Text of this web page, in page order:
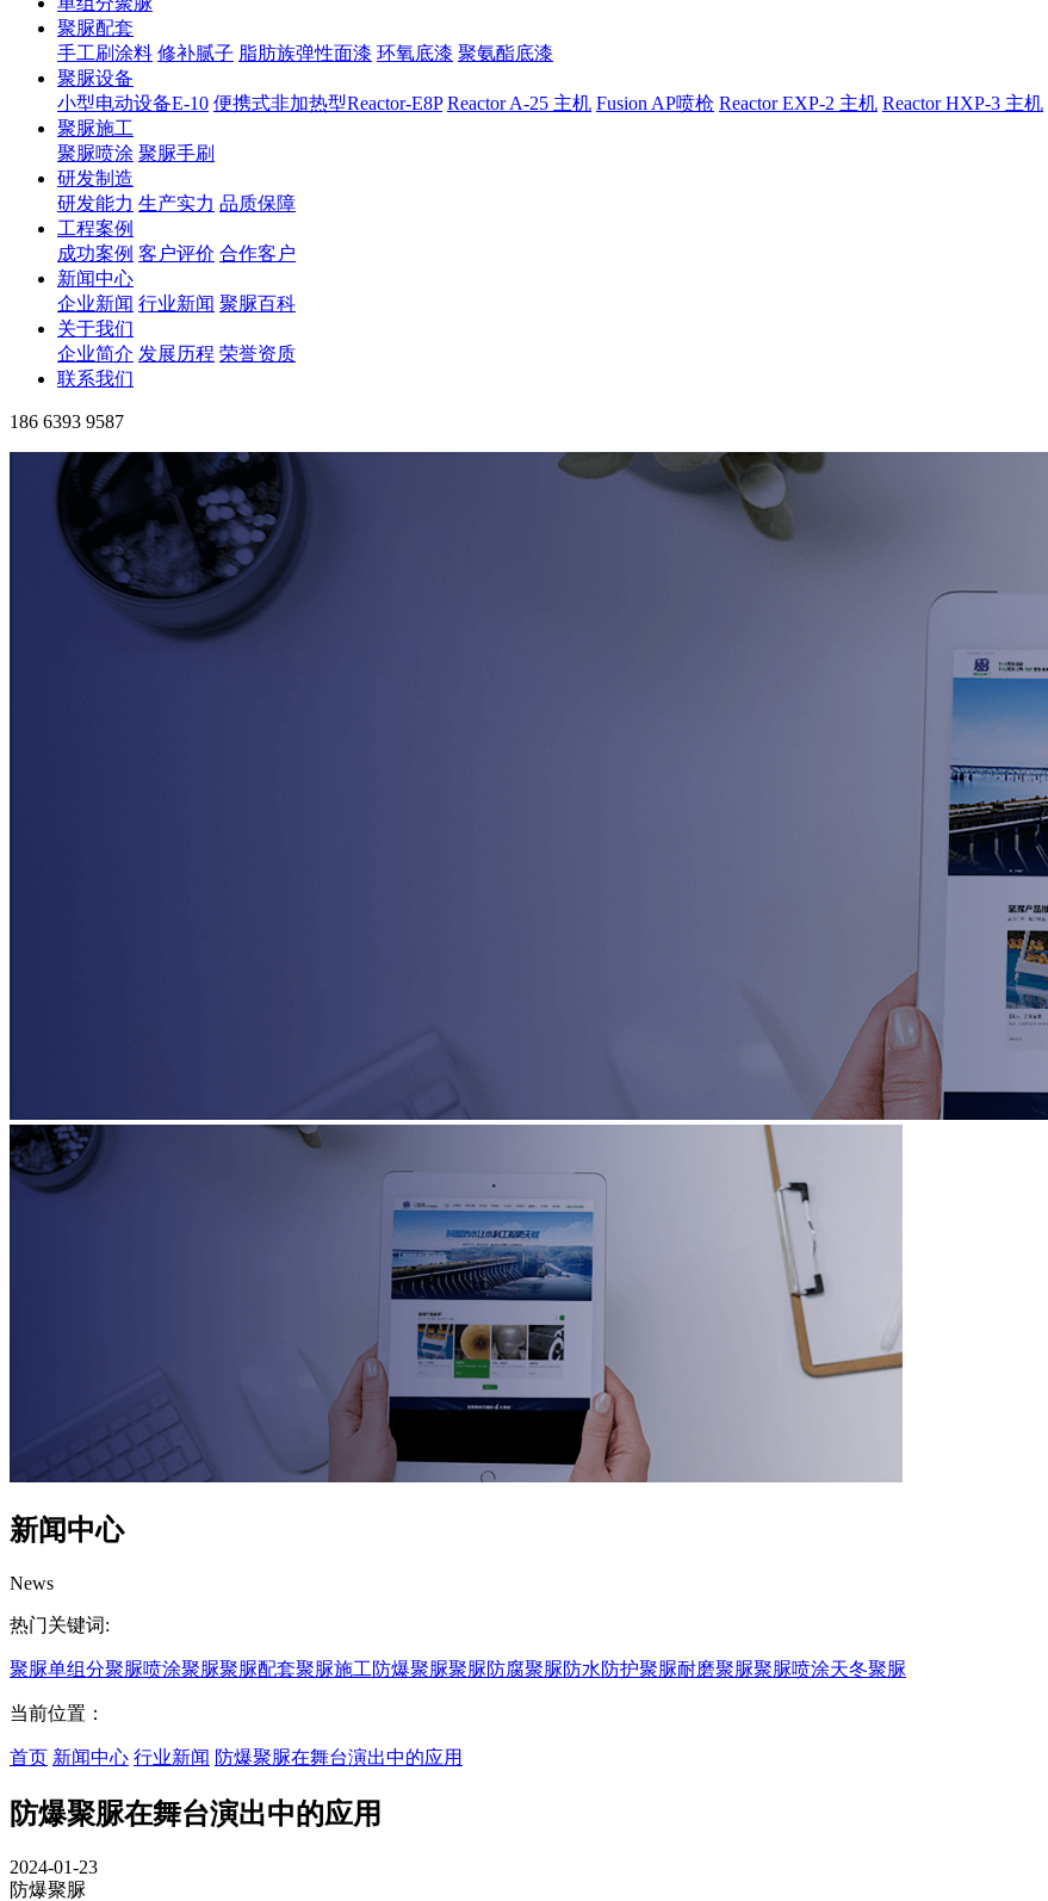
聚脲配套
手工刷涂料 修补腻子 脂肪族弹性面漆 环氧底漆 聚氨酯底漆
聚脲设备
小型电动设备E-10 便携式非加热型Reactor-E8P Reactor A-25 主机 Fusion AP喷枪 Reactor EXP-2 主机 Reactor HXP-3 主机
聚脲施工
聚脲喷涂 聚脲手刷
研发制造
研发能力 生产实力 品质保障
工程案例
成功案例 客户评价 合作客户
新闻中心
企业新闻 行业新闻 聚脲百科
关于我们
企业简介 发展历程 荣誉资质
联系我们
186 6393 9587
新闻中心
News
热门关键词:
聚脲单组分聚脲喷涂聚脲聚脲配套聚脲施工防爆聚脲聚脲防腐聚脲防水防护聚脲耐磨聚脲聚脲喷涂天冬聚脲
当前位置：
首页 新闻中心 行业新闻 防爆聚脲在舞台演出中的应用
防爆聚脲在舞台演出中的应用
2024-01-23
防爆聚脲